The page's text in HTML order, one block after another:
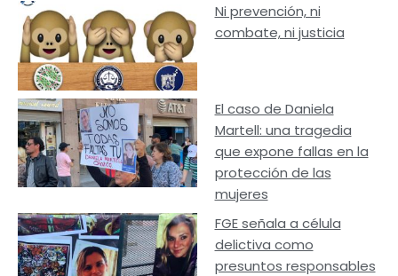
Ni prevención, ni
combate, ni justicia
El caso de Daniela
Martell: una tragedia
que expone fallas en la
protección de las
mujeres
FGE señala a célula
delictiva como
presuntos responsables